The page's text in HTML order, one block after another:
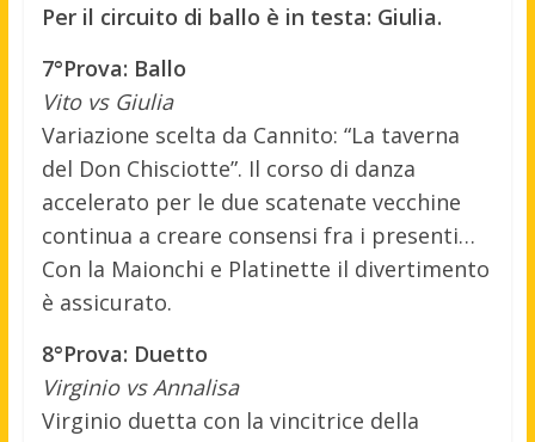
Per il circuito di ballo è in testa: Giulia.
7°Prova: Ballo
Vito vs Giulia
Variazione scelta da Cannito: “La taverna
del Don Chisciotte”. Il corso di danza
accelerato per le due scatenate vecchine
continua a creare consensi fra i presenti…
Con la Maionchi e Platinette il divertimento
è assicurato.
8°Prova: Duetto
Virginio vs Annalisa
Virginio duetta con la vincitrice della